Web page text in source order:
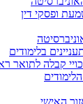
ופסקי דין
בלימודים
קבלה לתואר